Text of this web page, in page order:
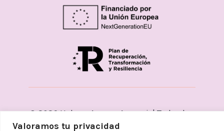
Valoramos tu privacidad
© 2026Helena Aceves Argemi | Todos los
derechos reservados. Diseñado